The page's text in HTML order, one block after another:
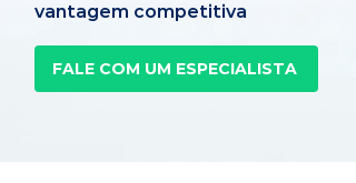
vantagem competitiva
FALE COM UM ESPECIALISTA